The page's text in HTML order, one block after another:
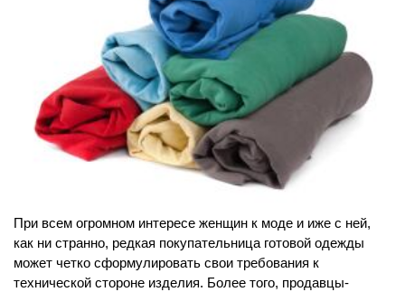
При всем огромном интересе женщин к моде и иже с ней,
как ни странно, редкая покупательница готовой одежды
может четко сформулировать свои требования к
технической стороне изделия. Более того, продавцы-